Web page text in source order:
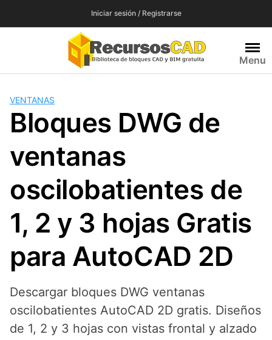
Iniciar sesión / Registrarse
Menu
VENTANAS
Bloques DWG de
ventanas
oscilobatientes de
1, 2 y 3 hojas Gratis
para AutoCAD 2D
Descargar bloques DWG ventanas
oscilobatientes AutoCAD 2D gratis. Diseños
de 1, 2 y 3 hojas con vistas frontal y alzado